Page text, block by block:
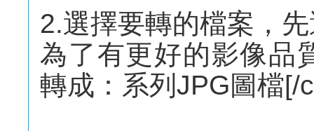
2.選擇要轉的檔案，
為了有更好的影像品
轉成：系列JPG圖檔[/